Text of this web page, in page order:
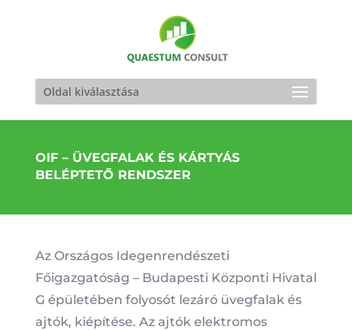
Oldal kiválasztása
OIF – ÜVEGFALAK ÉS KÁRTYÁS
BELÉPTETŐ RENDSZER
Az Országos Idegenrendészeti
Főigazgatóság – Budapesti Központi Hivatal
G épületében folyosót lezáró üvegfalak és
ajtók, kiépítése. Az ajtók elektromos